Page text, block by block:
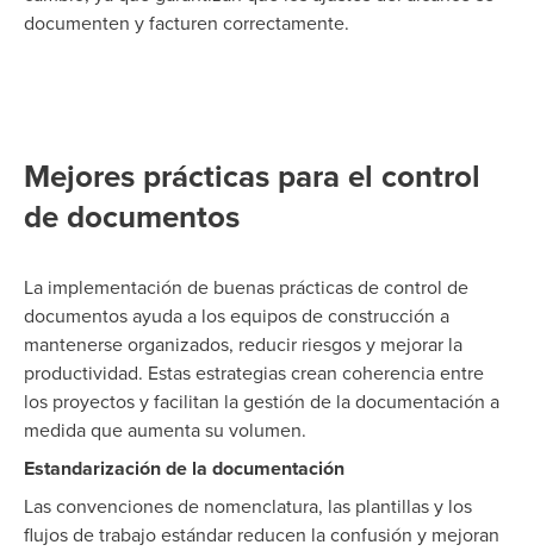
documenten y facturen correctamente.
Mejores prácticas para el control
de documentos
La implementación de buenas prácticas de control de
documentos ayuda a los equipos de construcción a
mantenerse organizados, reducir riesgos y mejorar la
productividad. Estas estrategias crean coherencia entre
los proyectos y facilitan la gestión de la documentación a
medida que aumenta su volumen.
Estandarización de la documentación
Las convenciones de nomenclatura, las plantillas y los
flujos de trabajo estándar reducen la confusión y mejoran